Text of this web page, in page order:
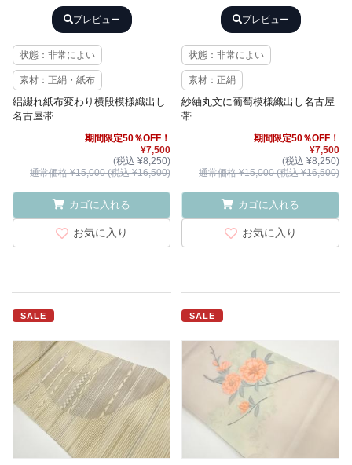
プレビュー
状態：非常によい
素材：正絹・紙布
絽綴れ紙布変わり横段模様織出し
名古屋帯
期間限定50％OFF！
¥7,500
(税込 ¥8,250)
通常価格 ¥15,000 (税込 ¥16,500)
カゴに入れる
お気に入り
プレビュー
状態：非常によい
素材：正絹
紗紬丸文に葡萄模様織出し名古屋
帯
期間限定50％OFF！
¥7,500
(税込 ¥8,250)
通常価格 ¥15,000 (税込 ¥16,500)
カゴに入れる
お気に入り
SALE SALE